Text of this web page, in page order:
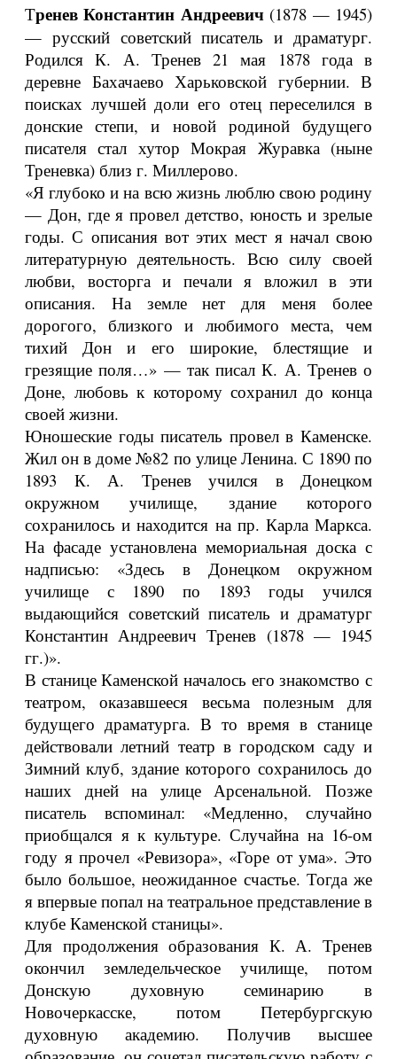
Тренев Константин Андреевич (1878 — 1945)
— русский советский писатель и драматург.
Родился К. А. Тренев 21 мая 1878 года в
деревне Бахачаево Харьковской губернии. В
поисках лучшей доли его отец переселился в
донские степи, и новой родиной будущего
писателя стал хутор Мокрая Журавка (ныне
Треневка) близ г. Миллерово.
«Я глубоко и на всю жизнь люблю свою родину
— Дон, где я провел детство, юность и зрелые
годы. С описания вот этих мест я начал свою
литературную деятельность. Всю силу своей
любви, восторга и печали я вложил в эти
описания. На земле нет для меня более
дорогого, близкого и любимого места, чем
тихий Дон и его широкие, блестящие и
грезящие поля…» — так писал К. А. Тренев о
Доне, любовь к которому сохранил до конца
своей жизни.
Юношеские годы писатель провел в Каменске.
Жил он в доме №82 по улице Ленина. С 1890 по
1893 К. А. Тренев учился в Донецком
окружном училище, здание которого
сохранилось и находится на пр. Карла Маркса.
На фасаде установлена мемориальная доска с
надписью: «Здесь в Донецком окружном
училище с 1890 по 1893 годы учился
выдающийся советский писатель и драматург
Константин Андреевич Тренев (1878 — 1945
гг.)».
В станице Каменской началось его знакомство с
театром, оказавшееся весьма полезным для
будущего драматурга. В то время в станице
действовали летний театр в городском саду и
Зимний клуб, здание которого сохранилось до
наших дней на улице Арсенальной. Позже
писатель вспоминал: «Медленно, случайно
приобщался я к культуре. Случайна на 16-ом
году я прочел «Ревизора», «Горе от ума». Это
было большое, неожиданное счастье. Тогда же
я впервые попал на театральное представление в
клубе Каменской станицы».
Для продолжения образования К. А. Тренев
окончил земледельческое училище, потом
Донскую духовную семинарию в
Новочеркасске, потом Петербургскую
духовную академию. Получив высшее